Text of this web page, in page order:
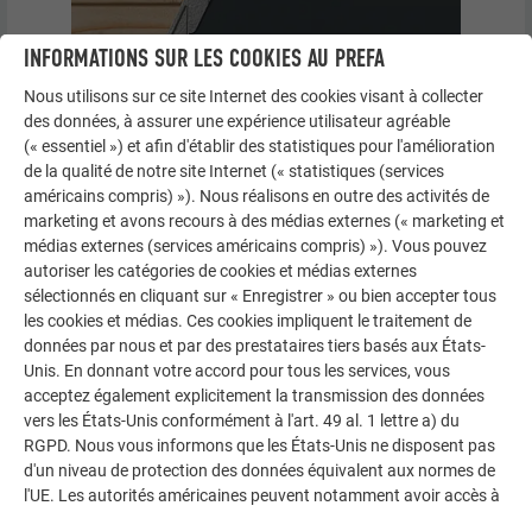
INFORMATIONS SUR LES COOKIES AU PREFA
Nous utilisons sur ce site Internet des cookies visant à collecter
des données, à assurer une expérience utilisateur agréable
(« essentiel ») et afin d'établir des statistiques pour l'amélioration
de la qualité de notre site Internet (« statistiques (services
américains compris) »). Nous réalisons en outre des activités de
marketing et avons recours à des médias externes (« marketing et
médias externes (services américains compris) »). Vous pouvez
autoriser les catégories de cookies et médias externes
sélectionnés en cliquant sur « Enregistrer » ou bien accepter tous
les cookies et médias. Ces cookies impliquent le traitement de
données par nous et par des prestataires tiers basés aux États-
Unis. En donnant votre accord pour tous les services, vous
acceptez également explicitement la transmission des données
vers les États-Unis conformément à l'art. 49 al. 1 lettre a) du
RGPD. Nous vous informons que les États-Unis ne disposent pas
d'un niveau de protection des données équivalent aux normes de
l'UE. Les autorités américaines peuvent notamment avoir accès à